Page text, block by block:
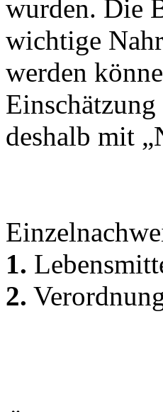
wurden. Die
wichtige
werden
deshalb mit
1.
2.